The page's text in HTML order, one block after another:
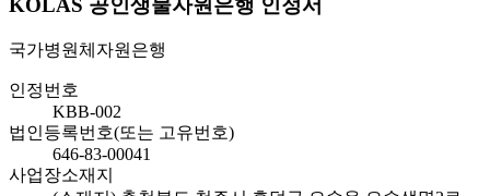
KOLAS 공인생물자원은행 인정서
국가병원체자원은행
인정번호
KBB-002
법인등록번호(또는 고유번호)
646-83-00041
사업장소재지